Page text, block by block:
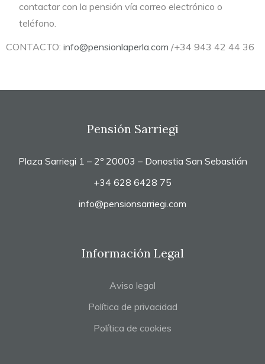
contactar con la pensión vía correo electrónico o
teléfono.
CONTACTO: info@pensionlaperla.com /+34 943 42 44 36
Pensión Sarriegi
Plaza Sarriegi 1 – 2º 20003 – Donostia San Sebastián
+34 628 6428 75
info@pensionsarriegi.com
Información Legal
Aviso legal
Política de privacidad
Política de cookies